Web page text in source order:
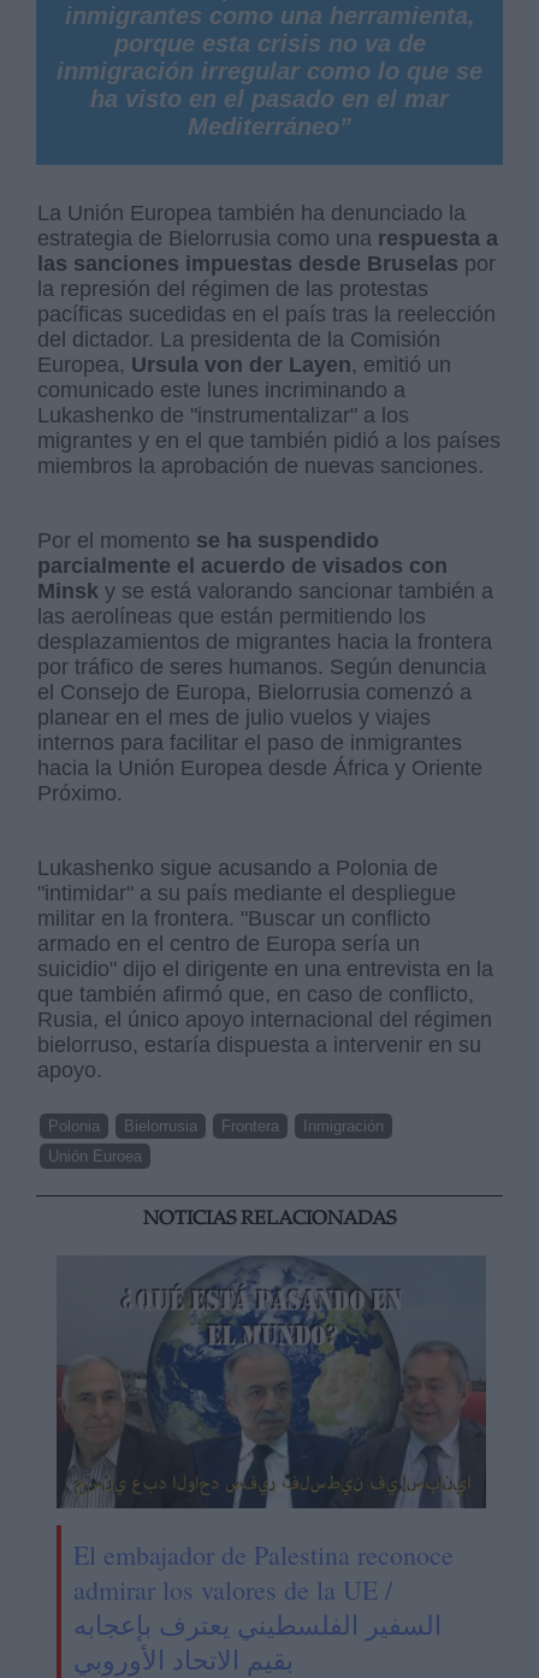
inmigrantes como una herramienta,
porque esta crisis no va de
inmigración irregular como lo que se
ha visto en el pasado en el mar
Mediterráneo”
La Unión Europea también ha denunciado la
estrategia de Bielorrusia como una respuesta a
las sanciones impuestas desde Bruselas por
la represión del régimen de las protestas
pacíficas sucedidas en el país tras la reelección
del dictador. La presidenta de la Comisión
Europea, Ursula von der Layen, emitió un
comunicado este lunes incriminando a
Lukashenko de "instrumentalizar" a los
migrantes y en el que también pidió a los países
miembros la aprobación de nuevas sanciones.
Por el momento se ha suspendido
parcialmente el acuerdo de visados con
Minsky se está valorando sancionar también a
las aerolíneas que están permitiendo los
desplazamientos de migrantes hacia la frontera
por tráfico de seres humanos. Según denuncia
el Consejo de Europa, Bielorrusia comenzó a
planear en el mes de julio vuelos y viajes
internos para facilitar el paso de inmigrantes
hacia la Unión Europea desde África y Oriente
Próximo.
Lukashenko sigue acusando a Polonia de
"intimidar" a su país mediante el despliegue
militar en la frontera. "Buscar un conflicto
armado en el centro de Europa sería un
suicidio" dijo el dirigente en una entrevista en la
que también afirmó que, en caso de conflicto,
Rusia, el único apoyo internacional del régimen
bielorruso, estaría dispuesta a intervenir en su
apoyo.
Polonia Bielorrusia Frontera
Inmigración
Unión Euroea
NOTICIAS RELACIONADAS
El embajador de Palestina reconoce
admirar los valores de la UE /
السفير الفلسطيني يعترف بإعجابه
بقيم الاتحاد الأوروبي